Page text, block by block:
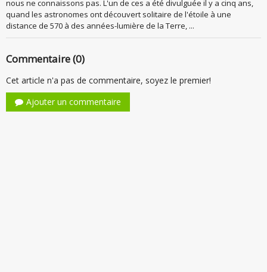
nous ne connaissons pas. L'un de ces a été divulguée il y a cinq ans,
quand les astronomes ont découvert solitaire de l'étoile à une
distance de 570 à des années-lumière de la Terre, ...
Commentaire (0)
Cet article n'a pas de commentaire, soyez le premier!
Ajouter un commentaire